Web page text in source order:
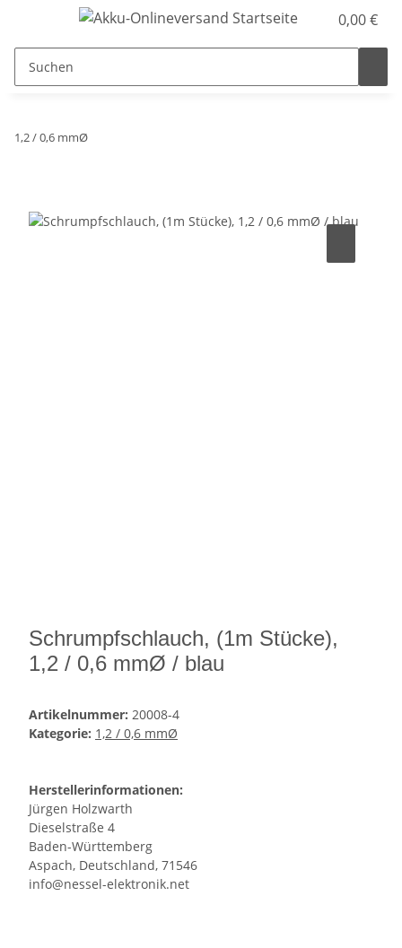
0,00 €
1,2 / 0,6 mmØ
Schrumpfschlauch, (1m Stücke),
1,2 / 0,6 mmØ / blau
Artikelnummer: 20008-4
Kategorie: 1,2 / 0,6 mmØ
Herstellerinformationen:
Jürgen Holzwarth
Dieselstraße 4
Baden-Württemberg
Aspach, Deutschland, 71546
info@nessel-elektronik.net